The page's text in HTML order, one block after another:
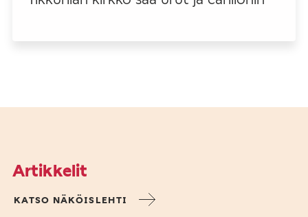
Artikkelit
KATSO NÄKÖISLEHTI